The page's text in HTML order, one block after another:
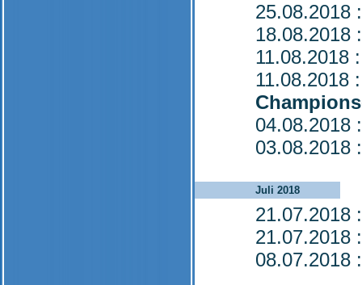
25.08.2018
18.08.2018
11.08.2018
11.08.2018
04.08.2018
03.08.2018
Juli 2018
21.07.2018
21.07.2018
08.07.2018